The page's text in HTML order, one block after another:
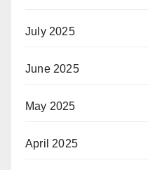
July 2025
June 2025
May 2025
April 2025